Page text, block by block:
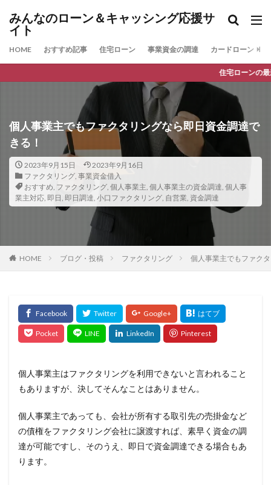
みんなのローン＆キャッシング応援サ
イト
HOME おすすめ記事 住宅ローン 事業資金の調達 カードローン
住宅ローンの最新人気ランキング
個人事業主でもファクタリングなら即日資金調達で
きる！
2023年9月15日
2023年9月16日
ファクタリング, 事業資金借入
おすすめ, ファクタリング, 個人事業主, 個人事業主の資金調達, 個人事
業主対応, 即日, 即日調達, 小口ファクタリング, 自営業, 資金調達
HOME ブログ・投稿 ファクタリング 個人事業主でもファク
個人事業主はファクタリングを利用できないと言われること
もありますが、決してそんなことはありません。
個人事業主であっても、会社が所有する取引先の売掛金など
の債権をファクタリング会社に譲渡すれば、素早く資金の調
達が可能ですし、そのうえ、即日で資金調達できる場合もあ
ります。